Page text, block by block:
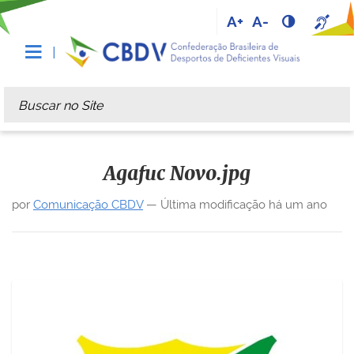
A+ A-
Busca
Busca Avançada…
Agafuc Novo.jpg
por Comunicação CBDV— Última modificação há um ano